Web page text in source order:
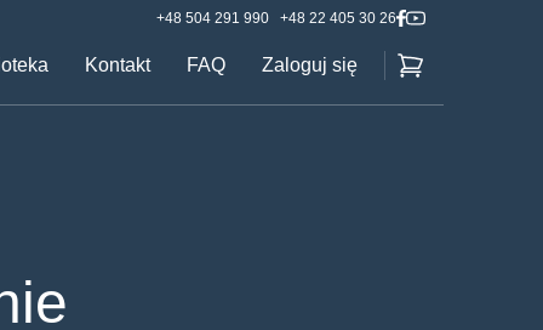
+48 504 291 990 +48 22 405 30 26
Kontakt FAQ Zaloguj się